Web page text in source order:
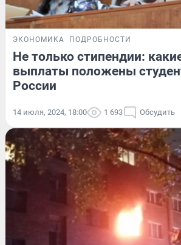
ЭКОНОМИКА ПОДРОБНОСТИ
Не только стипендии:
выплаты положены
России
14 июля, 2024, 18:00 1 693 Обсудить